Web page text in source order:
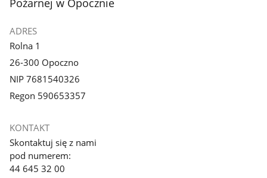
ADRES
Rolna 1
26-300 Opoczno
NIP 7681540326
Regon 590653357
KONTAKT
Skontaktuj się z nami
pod numerem:
44 645 32 00